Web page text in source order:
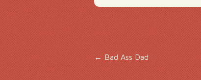
Inläggsnavigering
←Bad Ass Dad